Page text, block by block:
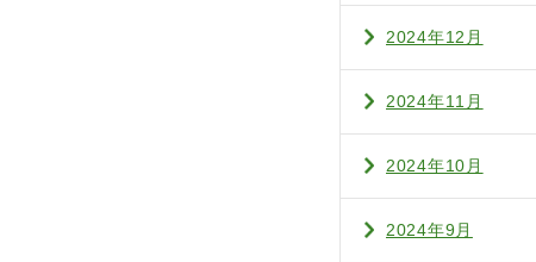
2024年12月
2024年11月
2024年10月
2024年9月